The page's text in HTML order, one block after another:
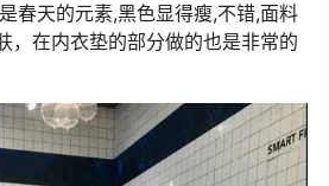
春天的元素,黑色显得瘦,不错,面料
，在内衣垫的部分做的也是非常的